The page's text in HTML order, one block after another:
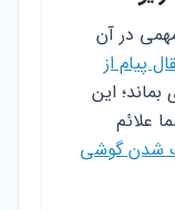
در آن
پیام از
این
علائم
شدن گوشی